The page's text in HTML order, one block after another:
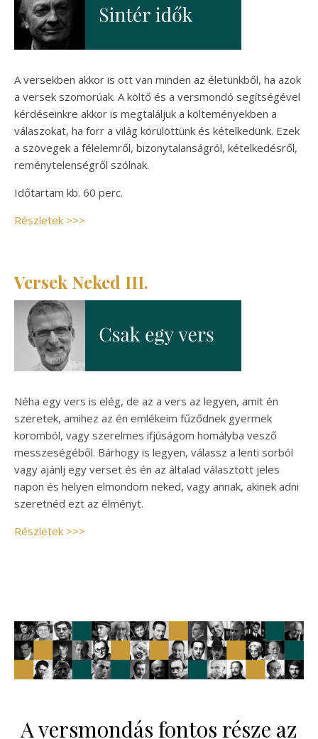
A versekben akkor is ott van minden az életünkből, ha azok
a versek szomorúak. A költő és a versmondó segítségével
kérdéseinkre akkor is megtaláljuk a költeményekben a
válaszokat, ha forr a világ körülöttünk és kételkedünk. Ezek
a szövegek a félelemről, bizonytalanságról, kételkedésről,
reménytelenségről szólnak.
Időtartam kb. 60 perc.
Részletek >>>
Versek Neked III.
Néha egy vers is elég, de az a vers az legyen, amit én
szeretek, amihez az én emlékeim fűződnek gyermek
koromból, vagy szerelmes ifjúságom homályba vesző
messzeségéből. Bárhogy is legyen, válassz a lenti sorból
vagy ajánlj egy verset és én az általad választott jeles
napon és helyen elmondom neked, vagy annak, akinek adni
szeretnéd ezt az élményt.
Részletek >>>
A versmondás fontos része az